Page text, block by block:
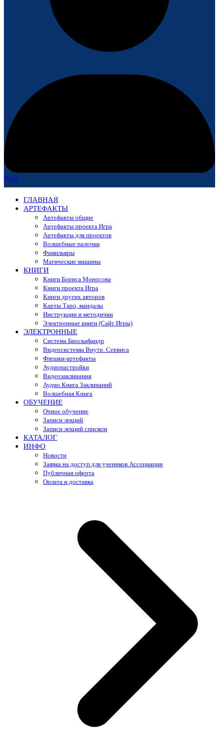
Вход
ГЛАВНАЯ
АРТЕФАКТЫ
Артефакты общие
Артефакты проекта Игра
Артефакты для проектов
Волшебные палочки
Фамильяры
Магические машины
КНИГИ
Книги Бориса Моносова
Книги проекта Игра
Книги других авторов
Карты Таро, мандалы
Инструкции и методички
Электронные книги (Сайт Игры)
ЭЛЕКТРОННЫЕ
Система Биоскафандр
Видеосистемы Внутр. Сервиса
Флешки-артефакты
Аудионастройки
Видеозаклинания
Аудио Книга Заклинаний
Волшебная Книга
ОБУЧЕНИЕ
Очное обучение
Записи лекций
Записи лекций списком
КАТАЛОГ
ИНФО
Новости
Заявка на доступ для учеников Ассоциации
Публичная оферта
Оплата и доставка